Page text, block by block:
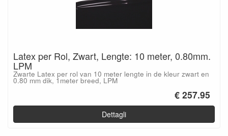
Latex per Rol, Zwart, Lengte: 10 meter, 0.80mm.
LPM
Zwarte Latex per rol van 10 meter lengte in de kleur zwart en
0.80 mm dik, 1meter breed, LPM
€ 257.95
Dettagli